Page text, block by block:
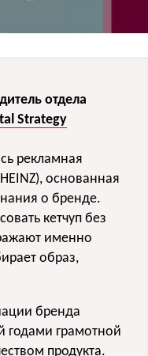
отдела
Strategy
рекламная
основанная
о бренде.
кетчуп без
именно
образ,
бренда
годами грамотной
продукта.